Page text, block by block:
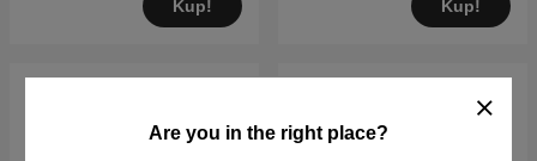
Are you in the right place?
Kup! Kup!